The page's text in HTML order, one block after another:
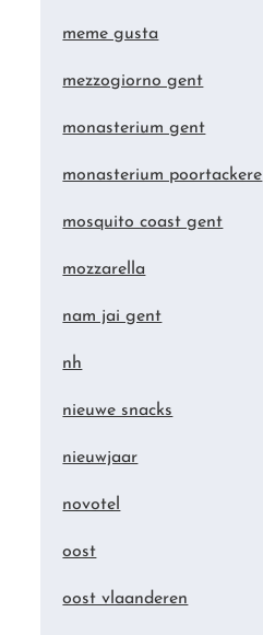
meme gusta
mezzogiorno gent
monasterium gent
monasterium poortackere
mosquito coast gent
mozzarella
nam jai gent
nh
nieuwe snacks
nieuwjaar
novotel
oost
oost vlaanderen